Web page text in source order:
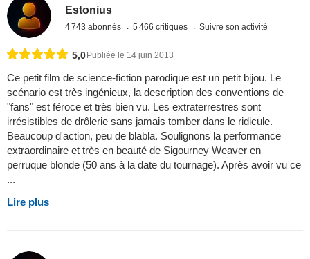
Estonius
4 743 abonnés 5 466 critiques Suivre son activité
5,0 Publiée le 14 juin 2013
Ce petit film de science-fiction parodique est un petit bijou. Le
scénario est très ingénieux, la description des conventions de
"fans" est féroce et très bien vu. Les extraterrestres sont
irrésistibles de drôlerie sans jamais tomber dans le ridicule.
Beaucoup d'action, peu de blabla. Soulignons la performance
extraordinaire et très en beauté de Sigourney Weaver en
perruque blonde (50 ans à la date du tournage). Après avoir vu ce
...
Lire plus